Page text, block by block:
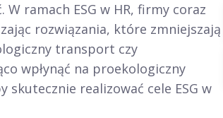
ramach ESG w HR, firmy coraz
rozwiązania, które zmniejszają
transport czy
wpłynąć na proekologiczny
skutecznie realizować cele ESG w